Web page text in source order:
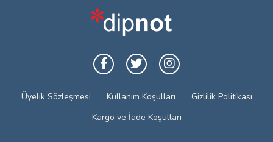
Üyelik Sözleşmesi Kullanım Koşulları
Gizlilik Politikası
Kargo ve İade Koşulları